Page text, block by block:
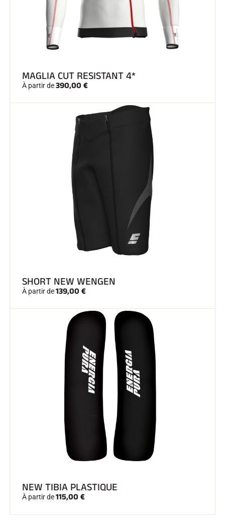
SKI TOUT TERRAIN
MAGLIA CUT RESISTANT 4*
À partir de390,00 €
SHORT NEW WENGEN
À partir de139,00 €
NEW TIBIA PLASTIQUE
À partir de115,00 €